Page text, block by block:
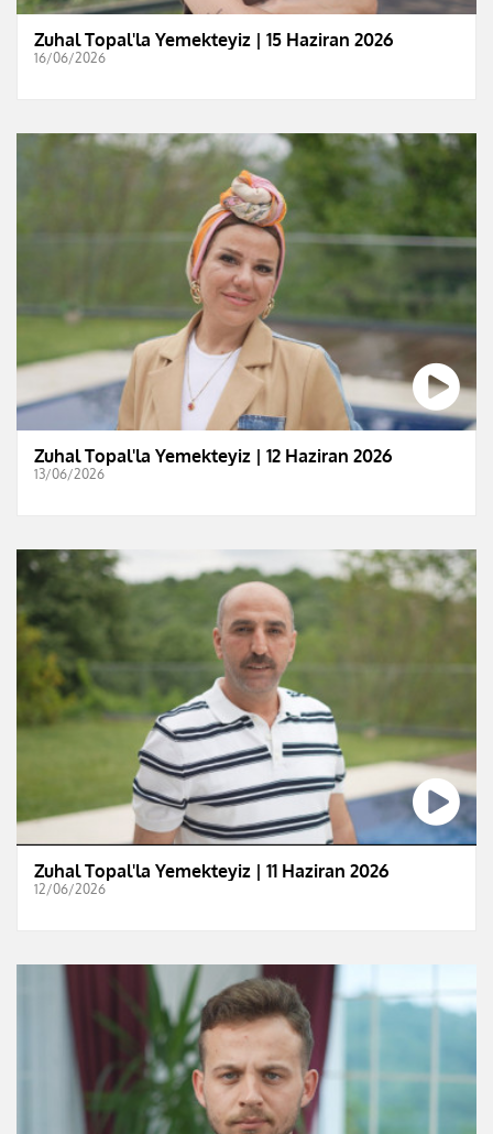
Zuhal Topal'la Yemekteyiz | 15 Haziran 2026
16/06/2026
Zuhal Topal'la Yemekteyiz | 12 Haziran 2026
13/06/2026
Zuhal Topal'la Yemekteyiz | 11 Haziran 2026
12/06/2026